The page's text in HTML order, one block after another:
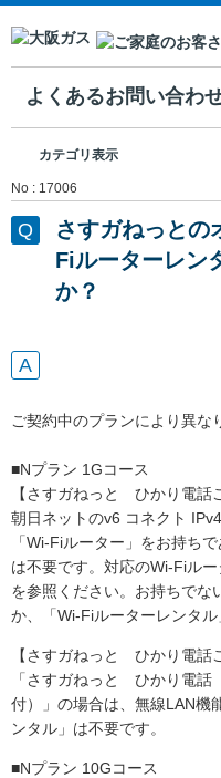
よくあるお問い合わ
カテゴリ表示
No : 17006
さすガねっとの
Fiルーターレン
か？
ご契約中のプランにより異な
■Nプラン 1Gコース
【さすガねっと ひかり電話
朝日ネットのv6 コネクト
「Wi-Fiルーター」をお持ち
は不要です。対応のWi-Fiル
を参照ください。お持ちでな
か、「Wi-Fiルーターレンタ
【さすガねっと ひかり電話
「さすガねっと ひかり電話
付）」の場合は、無線LAN機
ンタル」は不要です。
■Nプラン 10Gコース